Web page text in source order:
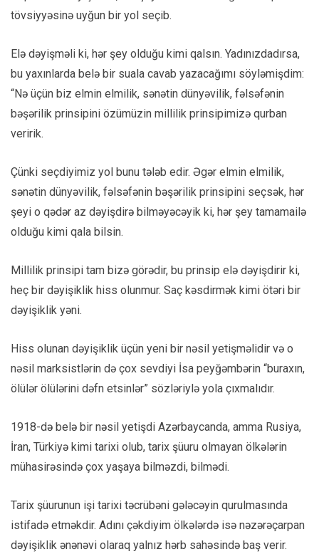
tövsiyyəsinə uyğun bir yol seçib.
Elə dəyişməli ki, hər şey olduğu kimi qalsın. Yadınızdadırsa,
bu yaxınlarda belə bir suala cavab yazacağımı söyləmişdim:
“Nə üçün biz elmin elmilik, sənətin dünyəvilik, fəlsəfənin
bəşərilik prinsipini özümüzin millilik prinsipimizə qurban
veririk.
Çünki seçdiyimiz yol bunu tələb edir. Əgər elmin elmilik,
sənətin dünyəvilik, fəlsəfənin bəşərilik prinsipini seçsək, hər
şeyi o qədər az dəyişdirə bilməyəcəyik ki, hər şey tamamailə
olduğu kimi qala bilsin.
Millilik prinsipi tam bizə görədir, bu prinsip elə dəyişdirir ki,
heç bir dəyişiklik hiss olunmur. Saç kəsdirmək kimi ötəri bir
dəyişiklik yəni.
Hiss olunan dəyişiklik üçün yeni bir nəsil yetişməlidir və o
nəsil marksistlərin də çox sevdiyi İsa peyğəmbərin “buraxın,
ölülər ölülərini dəfn etsinlər” sözləriylə yola çıxmalıdır.
1918-də belə bir nəsil yetişdi Azərbaycanda, amma Rusiya,
İran, Türkiyə kimi tarixi olub, tarix şüuru olmayan ölkələrin
mühasirəsində çox yaşaya bilməzdi, bilmədi.
Tarix şüurunun işi tarixi təcrübəni gələcəyin qurulmasında
istifadə etməkdir. Adını çəkdiyim ölkələrdə isə nəzərəçarpan
dəyişiklik ənənəvi olaraq yalnız hərb sahəsində baş verir.